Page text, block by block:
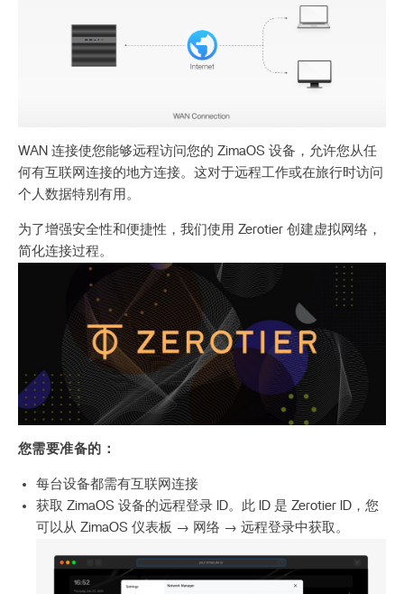
WAN 连接使您能够远程访问您的 ZimaOS 设备，允许您从任
何有互联网连接的地方连接。这对于远程工作或在旅行时访问
个人数据特别有用。
为了增强安全性和便捷性，我们使用 Zerotier 创建虚拟网络，
简化连接过程。
您需要准备的：
每台设备都需有互联网连接
获取 ZimaOS 设备的远程登录 ID。此 ID 是 Zerotier ID，您
可以从 ZimaOS 仪表板 → 网络 → 远程登录中获取。